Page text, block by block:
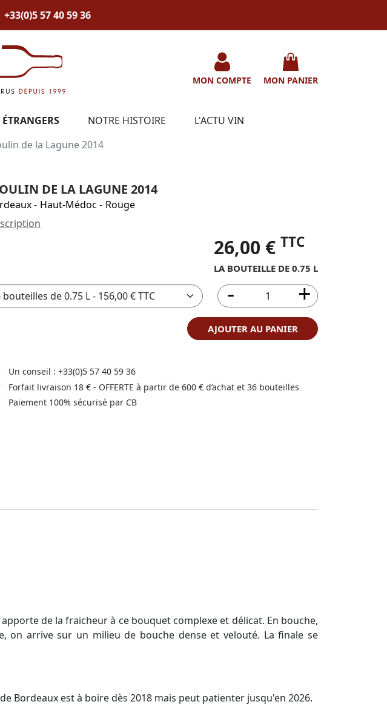
+33(0)5 57 40 59 36
MON COMPTE MON PANIER
NOTRE HISTOIRE
L'ACTU VIN
de la Lagune 2014
DE LA LAGUNE 2014
- Haut-Médoc - Rouge
26,00 € TTC
LA BOUTEILLE DE 0.75 L
AJOUTER AU PANIER
Un conseil : +33(0)5 57 40 59 36
Forfait livraison 18 € - OFFERTE à partir de 600 € d’achat et 36 bouteilles
Paiement 100% sécurisé par CB
de la fraicheur à ce bouquet complexe et délicat. En bouche,
on arrive sur un milieu de bouche dense et velouté. La finale se
Bordeaux est à boire dès 2018 mais peut patienter jusqu'en 2026.